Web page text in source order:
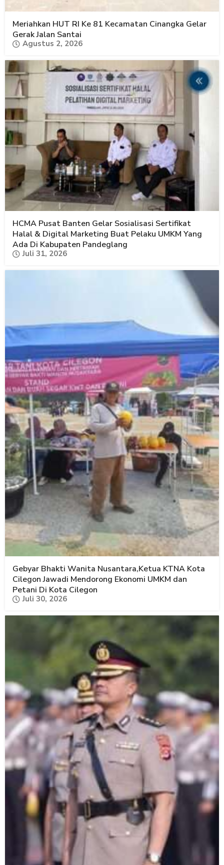
Meriahkan HUT RI Ke 81 Kecamatan Cinangka Gelar
Gerak Jalan Santai
Agustus 2, 2026
HCMA Pusat Banten Gelar Sosialisasi Sertifikat
Halal & Digital Marketing Buat Pelaku UMKM Yang
Ada Di Kabupaten Pandeglang
Juli 31, 2026
Gebyar Bhakti Wanita Nusantara,Ketua KTNA Kota
Cilegon Jawadi Mendorong Ekonomi UMKM dan
Petani Di Kota Cilegon
Juli 30, 2026